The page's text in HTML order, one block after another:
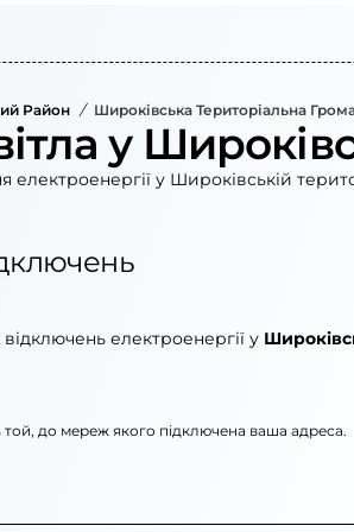
Район / Широківська Територіальна
у
у Широківській
електроенергії у
той, до мереж якого підключена ваша адреса.